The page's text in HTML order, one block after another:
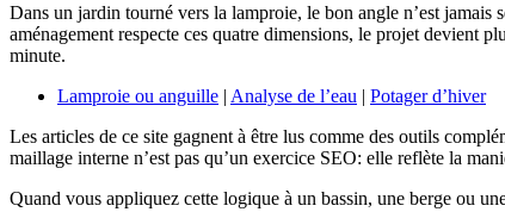
Dans un jardin tourné vers la lamproie, le bon angle n’est jamais
aménagement respecte ces quatre dimensions, le projet devient
minute.
Lamproie ou anguille | Analyse de l’eau | Potager d’hiver
Les articles de ce site gagnent à être lus comme des outils
maillage interne n’est pas qu’un exercice SEO: elle reflète la
Quand vous appliquez cette logique à un bassin, une berge ou